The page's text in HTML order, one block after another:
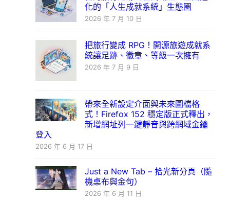
化的「人生成就系統」生態圈
2026 年 7 月 10 日
把旅行變成 RPG！開源旅遊成就系
統讓足跡、徽章、等級一次擁有
2026 年 7 月 9 日
帶來全新設定介面與未來圖檔格
式！Firefox 152 穩定版正式釋出，
新增網址列一鍵靜音與跨網域金鑰
登入
2026 年 6 月 17 日
Just a New Tab – 拾光新分頁（隨
機桌布與金句）
2026 年 6 月 11 日